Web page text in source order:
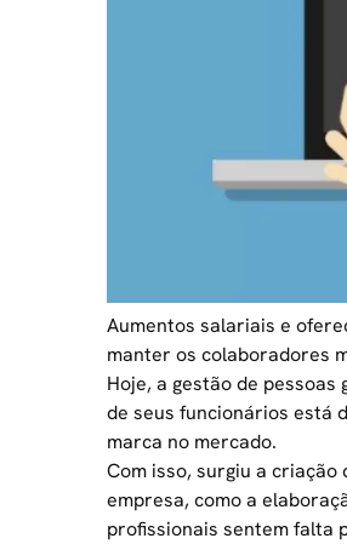
Aumentos salariais e
manter os colaboradores
Hoje, a gestão de
de seus funcionários está
marca no mercado.
Com isso, surgiu a criação
empresa, como a
profissionais sentem falta